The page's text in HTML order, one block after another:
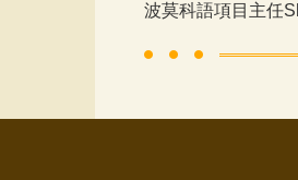
波莫科語項目主任